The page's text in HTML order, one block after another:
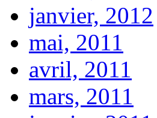
janvier, 2012
mai, 2011
avril, 2011
mars, 2011